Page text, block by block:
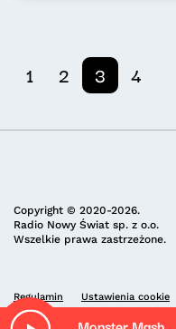
1 2 3 4
Copyright © 2020-2026.
Radio Nowy Świat sp. z o.o.
Wszelkie prawa zastrzeżone.
Regulamin Ustawienia cookie